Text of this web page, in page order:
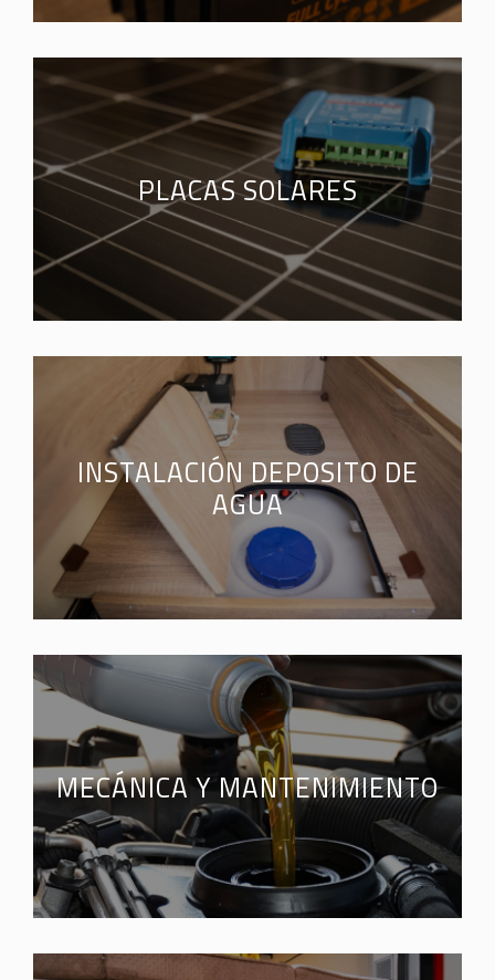
PLACAS SOLARES
INSTALACIÓN DEPOSITO DE
AGUA
MECÁNICA Y MANTENIMIENTO